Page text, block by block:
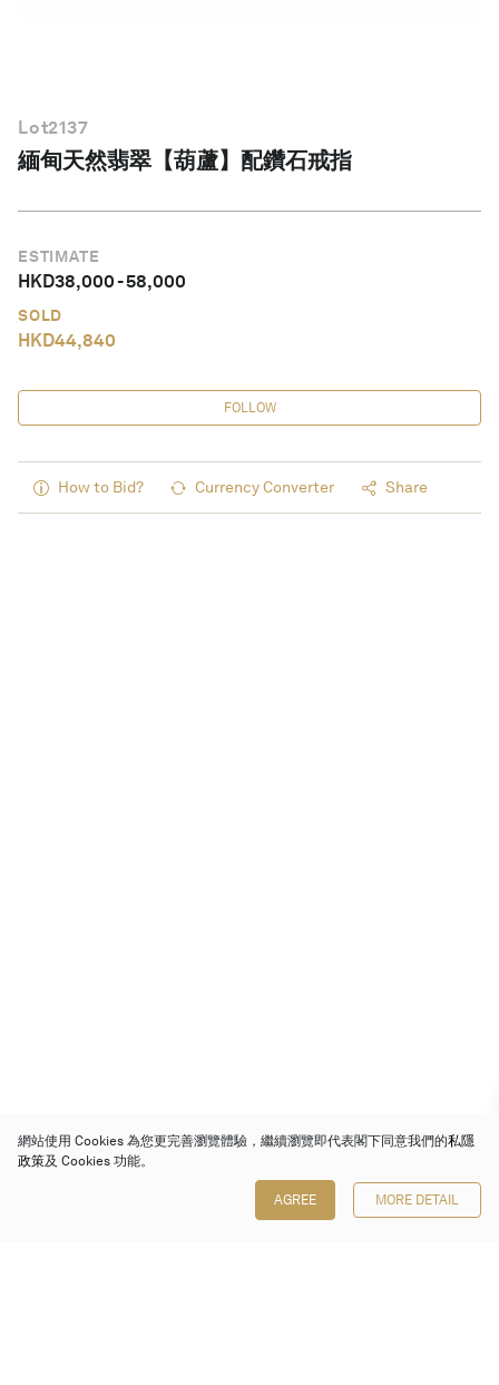
Lot2137
緬甸天然翡翠【葫蘆】配鑽石戒指
ESTIMATE
HKD38,000-58,000
SOLD
HKD44,840
FOLLOW
How to Bid? Currency Converter Share
網站使用 Cookies 為您更完善瀏覽體驗，繼續瀏覽即代表閣下同意我們的私隱
政策及 Cookies 功能。
AGREE MORE DETAIL